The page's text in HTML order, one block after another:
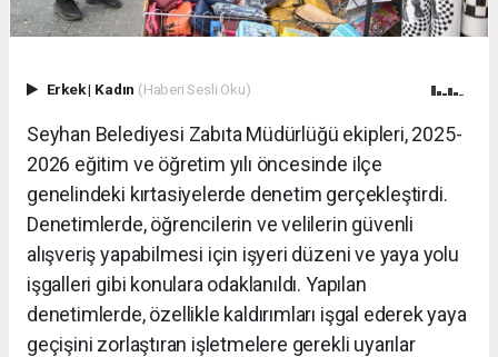
Erkek| Kadın (Haberi Sesli Oku)
Seyhan Belediyesi Zabıta Müdürlüğü ekipleri, 2025-
2026 eğitim ve öğretim yılı öncesinde ilçe
genelindeki kırtasiyelerde denetim gerçekleştirdi.
Denetimlerde, öğrencilerin ve velilerin güvenli
alışveriş yapabilmesi için işyeri düzeni ve yaya yolu
işgalleri gibi konulara odaklanıldı. Yapılan
denetimlerde, özellikle kaldırımları işgal ederek yaya
geçişini zorlaştıran işletmelere gerekli uyarılar